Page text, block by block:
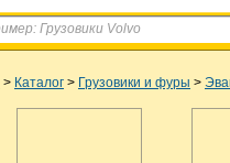
> Каталог > Грузовики и фуры >